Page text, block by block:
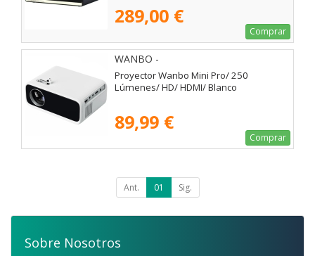
289,00 €
Comprar
WANBO -
Proyector Wanbo Mini Pro/ 250
Lúmenes/ HD/ HDMI/ Blanco
89,99 €
Comprar
Ant. 01 Sig.
Sobre Nosotros